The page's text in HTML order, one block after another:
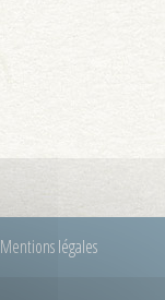
Mentions légales